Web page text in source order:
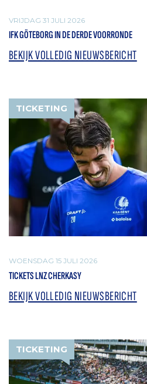
VRIJDAG 31 JULI 2026
IFK GÖTEBORG IN DE DERDE VOORRONDE
BEKIJK VOLLEDIG NIEUWSBERICHT
TICKETING
WOENSDAG 15 JULI 2026
TICKETS LNZ CHERKASY
BEKIJK VOLLEDIG NIEUWSBERICHT
TICKETING